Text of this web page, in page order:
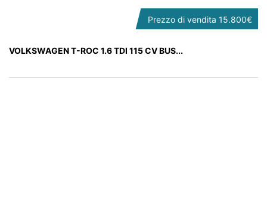
Prezzo di vendita 15.800€
VOLKSWAGEN T-ROC 1.6 TDI 115 CV BUS...